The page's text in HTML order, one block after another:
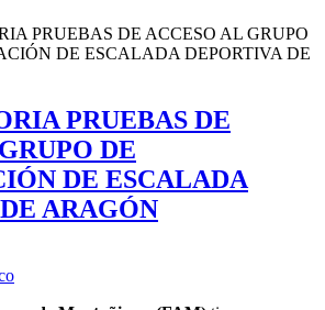
PRUEBAS DE ACCESO AL GRUPO
DE ESCALADA DEPORTIVA DE
PRUEBAS DE
DE
DE ESCALADA
ARAGÓN